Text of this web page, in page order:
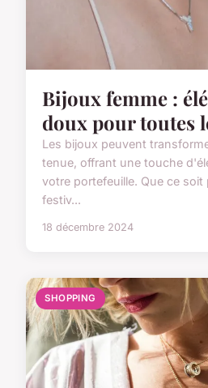
Bijoux femme :
doux pour toutes
Les bijoux peuvent
tenue, offrant une touche
votre portefeuille. Que ce soit
festiv...
18 décembre 2024
SHOPPING